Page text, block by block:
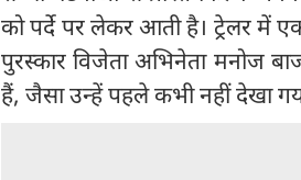
को पर्दे पर लेकर आती है। ट्रेलर में
पुरस्कार विजेता अभिनेता मनोज
हैं, जैसा उन्हें पहले कभी नहीं देखा